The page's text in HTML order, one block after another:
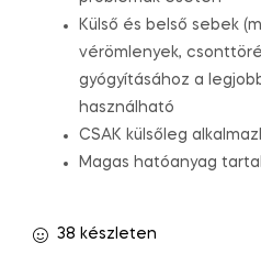
Külső és belső sebek
vérömlenyek,
gyógyításához a
használható
CSAK külsőleg
Magas hatóanyag
38 készleten